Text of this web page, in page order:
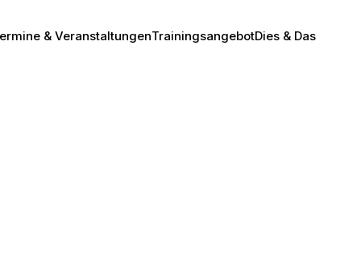
& VeranstaltungenTrainingsangebotDies & Das